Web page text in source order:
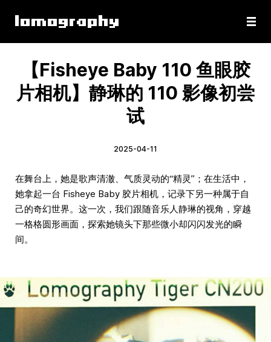
【Fisheye Baby 110 鱼眼胶
片相机】静琳的 110 影像初尝
试
2025-04-11
在舞台上，她是歌声清澈、气质灵动的“精灵”；在生活中，
她拿起一台 Fisheye Baby 胶片相机，记录下另一种属于自
己的奇幻世界。这一次，我们跟随音乐人静琳的视角，穿越
一格格圆形画面，探索她镜头下那些微小却闪闪发光的瞬
间。